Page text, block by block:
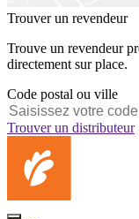
Trouver un revendeur
Trouve un revendeur
directement sur place.
Code postal ou ville
Trouver un distributeur